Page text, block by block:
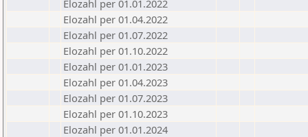
Elozahl per 01.01.2022
Elozahl per 01.04.2022
Elozahl per 01.07.2022
Elozahl per 01.10.2022
Elozahl per 01.01.2023
Elozahl per 01.04.2023
Elozahl per 01.07.2023
Elozahl per 01.10.2023
Elozahl per 01.01.2024